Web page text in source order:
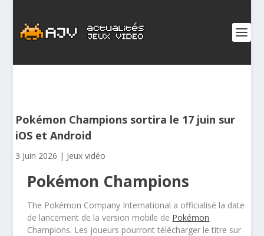
Pokémon Champions sortira le 17 juin sur
iOS et Android
3 Juin 2026 | Jeux vidéo
Pokémon Champions
The Pokémon Company International a officialisé la date
de lancement de la version mobile de Pokémon
Champions. Les joueurs pourront télécharger le titre sur